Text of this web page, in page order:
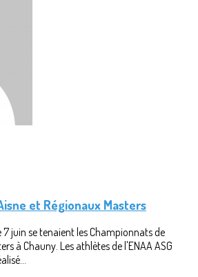
et Régionaux Masters
juin se tenaient les Championnats de
à Chauny. Les athlètes de l'ENAA ASG